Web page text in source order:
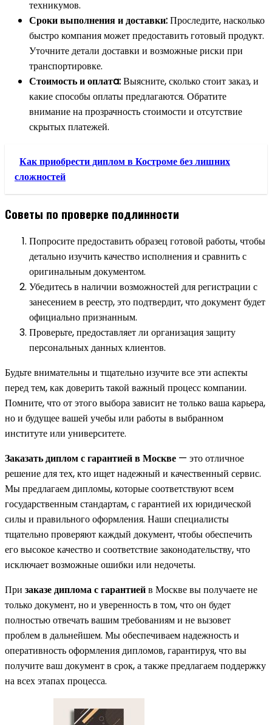
техникумов.
Сроки выполнения и доставки:Проследите, насколько
быстро компания может предоставить готовый продукт.
Уточните детали доставки и возможные риски при
транспортировке.
Стоимость и оплатa:Выясните, сколько стоит заказ, и
какие способы оплаты предлагаются. Обратите
внимание на прозрачность стоимости и отсутствие
скрытых платежей.
Как приобрести диплом в Костроме без лишних
сложностей
Советы по проверке подлинности
Попросите предоставить образец готовой работы, чтобы
детально изучить качество исполнения и сравнить с
оригинальным документом.
Убедитесь в наличии возможностей для регистрации с
занесением в реестр, это подтвердит, что документ будет
официально признанным.
Проверьте, предоставляет ли организация защиту
персональных данных клиентов.
Будьте внимательны и тщательно изучите все эти аспекты
перед тем, как доверить такой важный процесс компании.
Помните, что от этого выбора зависит не только ваша карьера,
но и будущее вашей учебы или работы в выбранном
институте или университете.
Заказать диплом с гарантией в Москве — это отличное
решение для тех, кто ищет надежный и качественный сервис.
Мы предлагаем дипломы, которые соответствуют всем
государственным стандартам, с гарантией их юридической
силы и правильного оформления. Наши специалисты
тщательно проверяют каждый документ, чтобы обеспечить
его высокое качество и соответствие законодательству, что
исключает возможные ошибки или недочеты.
При заказе диплома с гарантиейв Москве вы получаете не
только документ, но и уверенность в том, что он будет
полностью отвечать вашим требованиям и не вызовет
проблем в дальнейшем. Мы обеспечиваем надежность и
оперативность оформления дипломов, гарантируя, что вы
получите ваш документ в срок, а также предлагаем поддержку
на всех этапах процесса.